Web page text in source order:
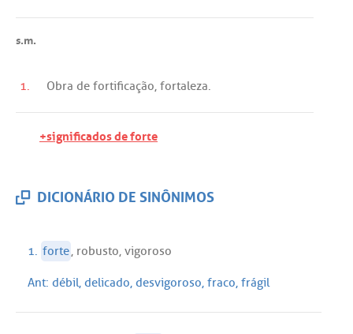
s.m.
1. Obra de fortificação, fortaleza.
+significados de forte
DICIONÁRIO DE SINÔNIMOS
1. forte, robusto, vigoroso
Ant: débil, delicado, desvigoroso, fraco, frágil